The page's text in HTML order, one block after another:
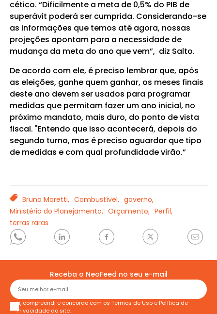
cético. “Dificilmente a meta de 0,5% do PIB de
superávit poderá ser cumprida. Considerando-se
as informações que temos até agora, nossas
projeções apontam para a necessidade de
mudança da meta do ano que vem”, diz Salto.
De acordo com ele, é preciso lembrar que, após
as eleições, ganhe quem ganhar, os meses finais
deste ano devem ser usados para programar
medidas que permitam fazer um ano inicial, no
próximo mandato, mais duro, do ponto de vista
fiscal. "Entendo que isso acontecerá, depois do
segundo turno, mas é preciso aguardar que tipo
de medidas e com qual profundidade virão.”
TAGSBruno Moretti, Combustível, governo,
Ministério do Planejamento, Orçamento, Perfil,
terras raras
Receba o NeoFeed no seu e-mail
Li, compreendi e concordo com os Termos de Uso e Política de
Privacidade do site.